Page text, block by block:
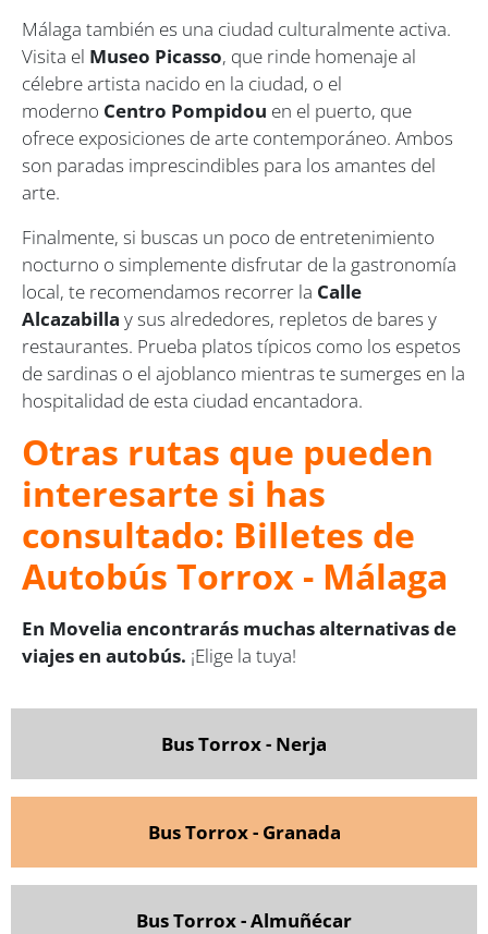
Málaga también es una ciudad culturalmente activa.
Visita el Museo Picasso, que rinde homenaje al
célebre artista nacido en la ciudad, o el
moderno Centro Pompidou en el puerto, que
ofrece exposiciones de arte contemporáneo. Ambos
son paradas imprescindibles para los amantes del
arte.
Finalmente, si buscas un poco de entretenimiento
nocturno o simplemente disfrutar de la gastronomía
local, te recomendamos recorrer la Calle
Alcazabilla y sus alrededores, repletos de bares y
restaurantes. Prueba platos típicos como los espetos
de sardinas o el ajoblanco mientras te sumerges en la
hospitalidad de esta ciudad encantadora.
Otras rutas que pueden
interesarte si has
consultado: Billetes de
Autobús Torrox - Málaga
En Movelia encontrarás muchas alternativas de
viajes en autobús. ¡Elige la tuya!
Bus Torrox - Nerja
Bus Torrox - Granada
Bus Torrox - Almuñécar